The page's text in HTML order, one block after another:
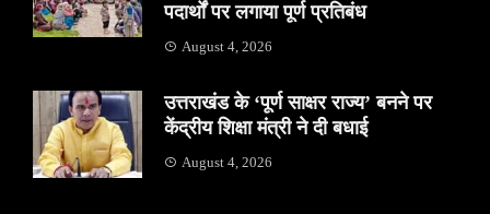
पदार्थों पर लगाया पूर्ण प्रतिबंध
August 4, 2026
उत्तराखंड के ‘पूर्ण साक्षर राज्य’ बनने पर
केंद्रीय शिक्षा मंत्री ने दी बधाई
August 4, 2026